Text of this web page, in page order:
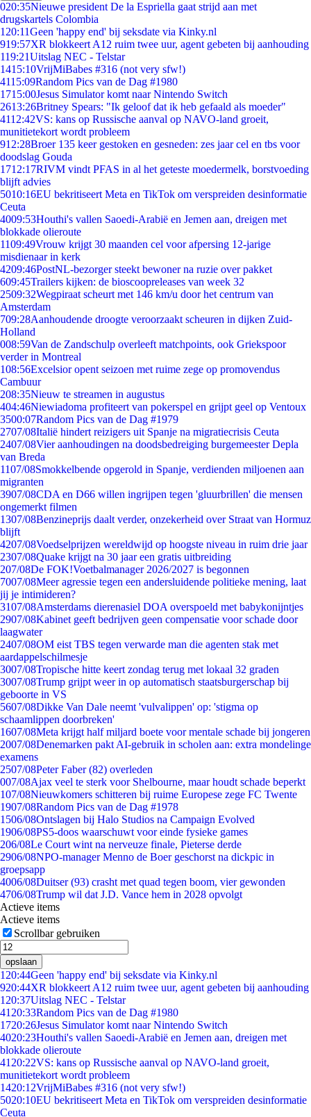
020:35Nieuwe president De la Espriella gaat strijd aan met
drugskartels Colombia
1 20:11Geen 'happy end' bij seksdate via Kinky.nl
919:57XR blokkeert A12 ruim twee uur, agent gebeten bij aanhouding
119:21Uitslag NEC - Telstar
1415:10VrijMiBabes #316 (not very sfw!)
4115:09Random Pics van de Dag #1980
1715:00Jesus Simulator komt naar Nintendo Switch
2613:26Britney Spears: "Ik geloof dat ik heb gefaald als moeder"
4112:42VS: kans op Russische aanval op NAVO-land groeit,
munitietekort wordt probleem
912:28Broer 135 keer gestoken en gesneden: zes jaar cel en tbs voor
doodslag Gouda
1712:17RIVM vindt PFAS in al het geteste moedermelk, borstvoeding
blijft advies
5010:16EU bekritiseert Meta en TikTok om verspreiden desinformatie
Ceuta
4009:53Houthi's vallen Saoedi-Arabië en Jemen aan, dreigen met
blokkade olieroute
1109:49Vrouw krijgt 30 maanden cel voor afpersing 12-jarige
misdienaar in kerk
4209:46PostNL-bezorger steekt bewoner na ruzie over pakket
609:45Trailers kijken: de bioscoopreleases van week 32
2509:32Wegpiraat scheurt met 146 km/u door het centrum van
Amsterdam
709:28Aanhoudende droogte veroorzaakt scheuren in dijken Zuid-
Holland
008:59Van de Zandschulp overleeft matchpoints, ook Griekspoor
verder in Montreal
108:56Excelsior opent seizoen met ruime zege op promovendus
Cambuur
208:35Nieuw te streamen in augustus
404:46Niewiadoma profiteert van pokerspel en grijpt geel op Ventoux
3500:07Random Pics van de Dag #1979
2707/08Italië hindert reizigers uit Spanje na migratiecrisis Ceuta
2407/08Vier aanhoudingen na doodsbedreiging burgemeester Depla
van Breda
1107/08Smokkelbende opgerold in Spanje, verdienden miljoenen aan
migranten
3907/08CDA en D66 willen ingrijpen tegen 'gluurbrillen' die mensen
ongemerkt filmen
1307/08Benzineprijs daalt verder, onzekerheid over Straat van Hormuz
blijft
4207/08Voedselprijzen wereldwijd op hoogste niveau in ruim drie jaar
2307/08Quake krijgt na 30 jaar een gratis uitbreiding
207/08De FOK!Voetbalmanager 2026/2027 is begonnen
7007/08Meer agressie tegen een andersluidende politieke mening, laat
jij je intimideren?
3107/08Amsterdams dierenasiel DOA overspoeld met babykonijntjes
2907/08Kabinet geeft bedrijven geen compensatie voor schade door
laagwater
2407/08OM eist TBS tegen verwarde man die agenten stak met
aardappelschilmesje
3007/08Tropische hitte keert zondag terug met lokaal 32 graden
3007/08Trump grijpt weer in op automatisch staatsburgerschap bij
geboorte in VS
5607/08Dikke Van Dale neemt 'vulvalippen' op: 'stigma op
schaamlippen doorbreken'
1607/08Meta krijgt half miljard boete voor mentale schade bij jongeren
2007/08Denemarken pakt AI-gebruik in scholen aan: extra mondelinge
examens
2507/08Peter Faber (82) overleden
007/08Ajax veel te sterk voor Shelbourne, maar houdt schade beperkt
107/08Nieuwkomers schitteren bij ruime Europese zege FC Twente
1907/08Random Pics van de Dag #1978
1506/08Ontslagen bij Halo Studios na Campaign Evolved
1906/08PS5-doos waarschuwt voor einde fysieke games
206/08Le Court wint na nerveuze finale, Pieterse derde
2906/08NPO-manager Menno de Boer geschorst na dickpic in
groepsapp
4006/08Duitser (93) crasht met quad tegen boom, vier gewonden
4706/08Trump wil dat J.D. Vance hem in 2028 opvolgt
Actieve items
Actieve items
Scrollbar gebruiken
opslaan
1 20:44Geen 'happy end' bij seksdate via Kinky.nl
920:44XR blokkeert A12 ruim twee uur, agent gebeten bij aanhouding
1 20:37Uitslag NEC - Telstar
41 20:33Random Pics van de Dag #1980
1720:26Jesus Simulator komt naar Nintendo Switch
4020:23Houthi's vallen Saoedi-Arabië en Jemen aan, dreigen met
blokkade olieroute
41 20:22VS: kans op Russische aanval op NAVO-land groeit,
munitietekort wordt probleem
1420:12VrijMiBabes #316 (not very sfw!)
5020:10EU bekritiseert Meta en TikTok om verspreiden desinformatie
Ceuta